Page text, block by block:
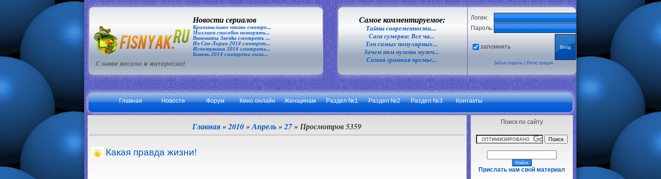
Новости сериалов
Криминальное чтиво смотре...
Миллион способов потерять...
Виноваты Звезды смотреть ...
Ив Сен-Лоран 2014 смотрет...
Исчезнувшая 2014 смотреть...
Бивень 2014 смотреть онла...
Самое комментируемое:
Тайны современности....
Сага сумерки: Все ча...
Топ самых популярных...
Зачем нам нужны мужч...
Самая громкая премье...
Логин:
Пароль:
запомнить
Забыл пароль| Регистрация
Главная Новости Форум Кино онлайн Женщинам Раздел №1 Раздел №2 Раздел №3 Контакты
Поиск по сайту
Прислать нам свой материал
Главная»2010»Апрель»27» Просмотров 5359
Какая правда жизни!